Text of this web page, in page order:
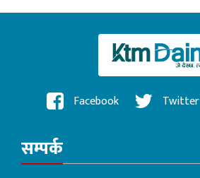
Facebook Twitter
सम्पर्क